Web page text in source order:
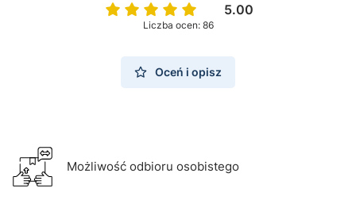
5.00
Liczba ocen: 86
Oceń i opisz
Możliwość odbioru osobistego